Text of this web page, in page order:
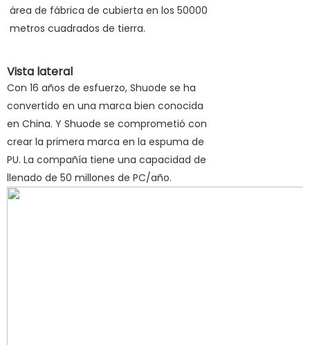
área de fábrica de cubierta en los 50000
metros cuadrados de tierra.
Vista lateral
Con 16 años de esfuerzo, Shuode se ha
convertido en una marca bien conocida
en China. Y Shuode se comprometió con
crear la primera marca en la espuma de
PU. La compañía tiene una capacidad de
llenado de 50 millones de PC/año.